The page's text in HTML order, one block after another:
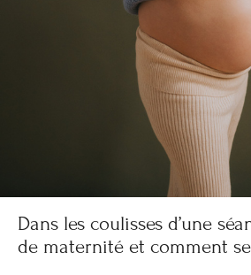
Dans les coulisses d’une
de maternité et comment